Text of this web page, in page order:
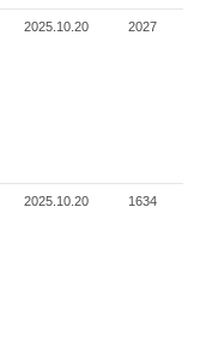
2025.10.20 2027
2025.10.20 1634